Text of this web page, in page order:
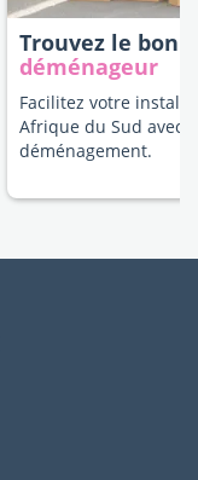
Trouvez le bon
déménageur
Facilitez votre
Afrique du Sud avec
déménagement.